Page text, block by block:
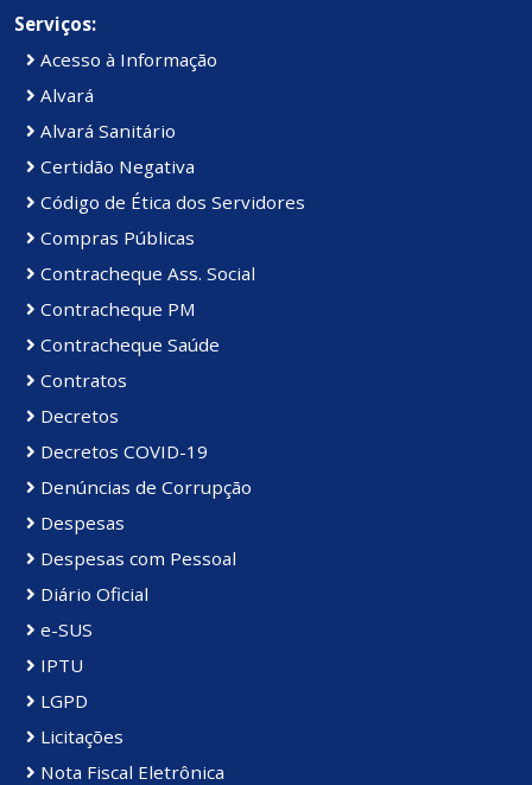
Serviços:
Acesso à Informação
Alvará
Alvará Sanitário
Certidão Negativa
Código de Ética dos Servidores
Compras Públicas
Contracheque Ass. Social
Contracheque PM
Contracheque Saúde
Contratos
Decretos
Decretos COVID-19
Denúncias de Corrupção
Despesas
Despesas com Pessoal
Diário Oficial
e-SUS
IPTU
LGPD
Licitações
Nota Fiscal Eletrônica